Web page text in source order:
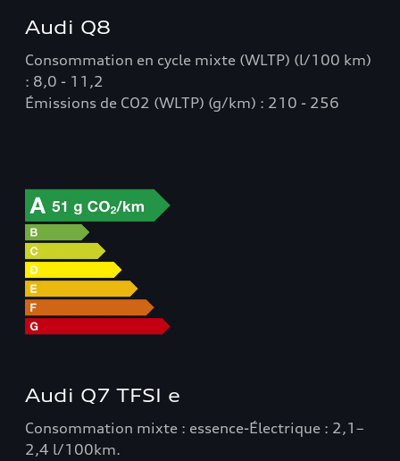
Audi Q8
Consommation en cycle mixte (WLTP) (l/100 km)
: 8,0 - 11,2
Émissions de CO2 (WLTP) (g/km) : 210 - 256
Audi Q7 TFSI e
Consommation mixte : essence-Électrique : 2,1–
2,4 l/100km.